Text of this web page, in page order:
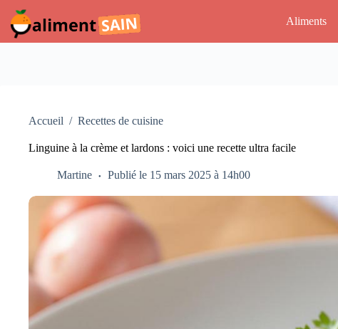
contenu
Aliments
Accueil / Recettes de cuisine
Linguine à la crème et lardons : voici une recette ultra facile
Martine Publié le 15 mars 2025 à 14h00